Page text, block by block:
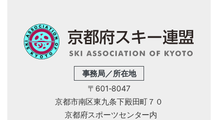
事務局／所在地
〒601-8047
京都市南区東九条下殿田町７０
京都府スポーツセンター内